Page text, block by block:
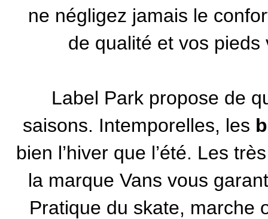
ne négligez jamais le
de qualité et vos
Label Park propose de
saisons. Intemporelles, les
bien l’hiver que l’été. Les
la marque Vans vous
Pratique du skate, marche